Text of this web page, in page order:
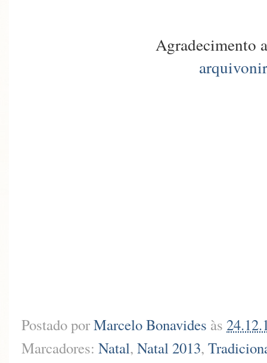
Agradecimento
Postado porMarcelo Bonavides às
Marcadores: Natal, Natal 2013,